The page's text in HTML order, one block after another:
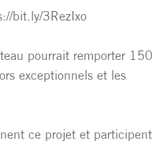
bit.ly/3RezIxo
pourrait remporter
exceptionnels et les
ce projet et